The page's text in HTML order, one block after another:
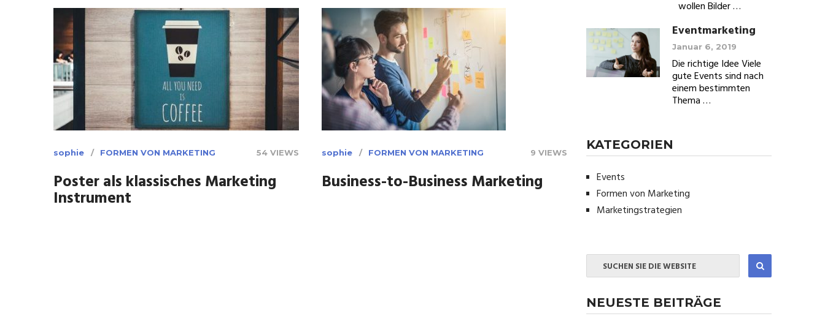
sophie FORMEN VON MARKETING 54 VIEWS
Poster als klassisches Marketing
Instrument
sophie FORMEN VON MARKETING 9 VIEWS
Business-to-Business Marketing
wollen Bilder …
Eventmarketing
Januar 6, 2019
Die richtige Idee Viele
gute Events sind nach
einem bestimmten
Thema …
KATEGORIEN
Events
Formen von Marketing
Marketingstrategien
NEUESTE BEITRÄGE